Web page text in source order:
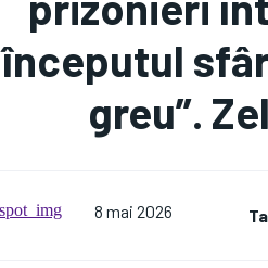
începutul
greu”.
8 mai 2026